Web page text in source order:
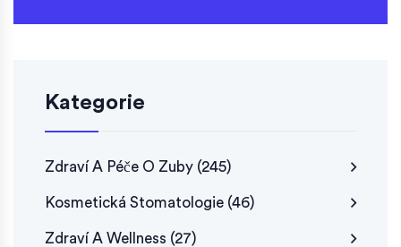
Kategorie
Zdraví A Péče O Zuby (245)
Kosmetická Stomatologie (46)
Zdraví A Wellness (27)